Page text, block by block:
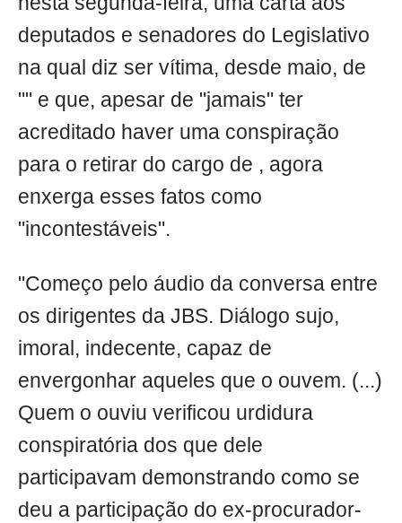
deputados e senadores do Legislativo
na qual diz ser vítima, desde maio, de
"" e que, apesar de "jamais" ter
acreditado haver uma conspiração
para o retirar do cargo de , agora
enxerga esses fatos como
"incontestáveis".
"Começo pelo áudio da conversa entre
os dirigentes da JBS. Diálogo sujo,
imoral, indecente, capaz de
envergonhar aqueles que o ouvem. (...)
Quem o ouviu verificou urdidura
conspiratória dos que dele
participavam demonstrando como se
deu a participação do ex-procurador-